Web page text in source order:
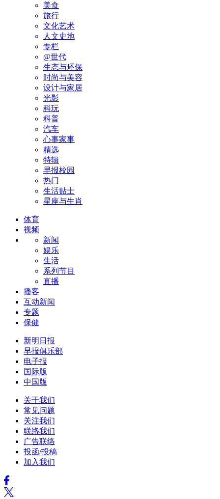
美食
旅行
文化艺术
人文史地
专栏
@世代
生态与环保
时尚与美容
设计与家居
光影
科玩
科普
汽车
心事家事
精选
特辑
早报校园
热门
生活贴士
星座与生肖
体育
视频
新闻
娱乐
生活
系列节目
直播
播客
互动新闻
专题
保健
新明日报
早报俱乐部
电子报
国际版
中国版
关于我们
常见问题
关注我们
联络我们
广告联络
投函/投稿
加入我们